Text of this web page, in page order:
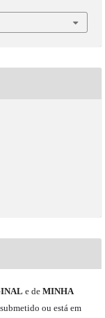
ede MINHA
ou está em